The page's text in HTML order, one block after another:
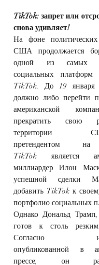
TikTok: запрет или
снова удивляет!
На фоне
США продолжается
одной из самых
социальных
TikTok. До 19 января
должно либо перейти
американской
прекратить свою
территории
претендентом
TikTok является
миллиардер Илон
успешной сделки
добавить TikTok к
портфолио социальных
Однако Дональд
готов к столь
Согласно
опубликованной в
прессе, он